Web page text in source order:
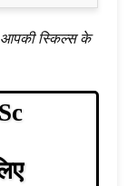
आपकी स्किल्स के